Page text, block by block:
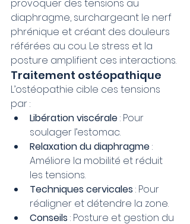
provoquer des tensions au
diaphragme, surchargeant le nerf
phrénique et créant des douleurs
référées au cou. Le stress et la
posture amplifient ces interactions.
Traitement ostéopathique
L’ostéopathie cible ces tensions
par :
Libération viscérale : Pour
soulager l’estomac.
Relaxation du diaphragme :
Améliore la mobilité et réduit
les tensions.
Techniques cervicales : Pour
réaligner et détendre la zone.
Conseils : Posture et gestion du